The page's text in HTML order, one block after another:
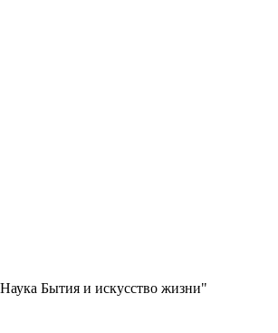
Бытия и искусство жизни"